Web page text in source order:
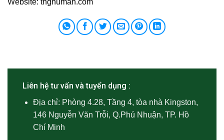
Website: thghuman.com
Liên hệ tư vấn và tuyển dụng :
Địa chỉ: Phòng 4.28, Tầng 4, tòa nhà Kingston,
146 Nguyễn Văn Trỗi, Q.Phú Nhuận, TP. Hồ
Chí Minh